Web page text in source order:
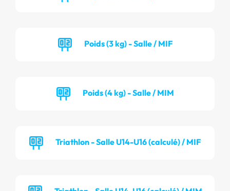
Poids (3 kg) - Salle / MIF
Poids (4 kg) - Salle / MIM
Triathlon - Salle U14-U16 (calculé) / MIF